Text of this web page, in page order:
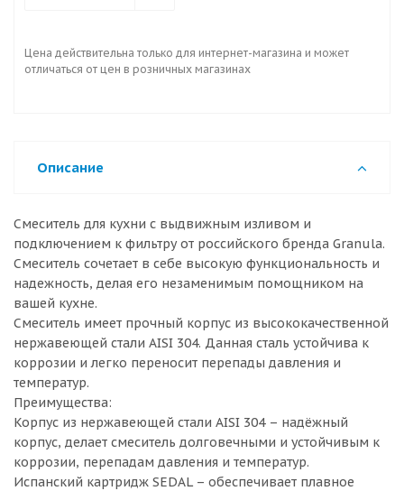
Цена действительна только для интернет-магазина и может
отличаться от цен в розничных магазинах
Описание
Смеситель для кухни с выдвижным изливом и
подключением к фильтру от российского бренда Granula.
Смеситель сочетает в себе высокую функциональность и
надежность, делая его незаменимым помощником на
вашей кухне.
Смеситель имеет прочный корпус из высококачественной
нержавеющей стали AISI 304. Данная сталь устойчива к
коррозии и легко переносит перепады давления и
температур.
Преимущества:
Корпус из нержавеющей стали AISI 304 – надёжный
корпус, делает смеситель долговечными и устойчивым к
коррозии, перепадам давления и температур.
Испанский картридж SEDAL – обеспечивает плавное